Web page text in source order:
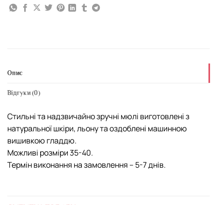
Опис
Відгуки (0)
Стильні та надзвичайно зручні мюлі виготовлені з
натуральної шкіри, льону та оздоблені машинною
вишивкою гладдю.
Можливі розміри 35-40.
Термін виконання на замовлення – 5-7 днів.